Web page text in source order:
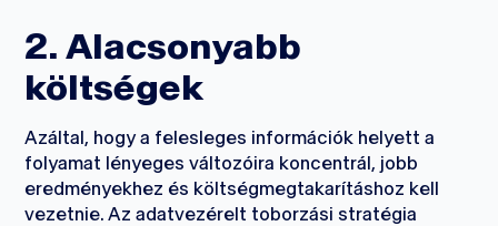
2. Alacsonyabb
költségek
Azáltal, hogy a felesleges információk helyett a
folyamat lényeges változóira koncentrál, jobb
eredményekhez és költségmegtakarításhoz kell
vezetnie. Az adatvezérelt toborzási stratégia